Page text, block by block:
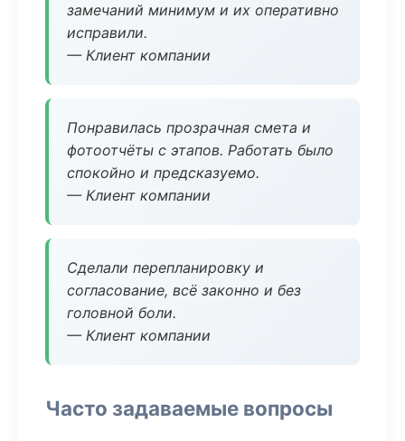
замечаний минимум и их оперативно
исправили.
— Клиент компании
Понравилась прозрачная смета и
фотоотчёты с этапов. Работать было
спокойно и предсказуемо.
— Клиент компании
Сделали перепланировку и
согласование, всё законно и без
головной боли.
— Клиент компании
Часто задаваемые вопросы